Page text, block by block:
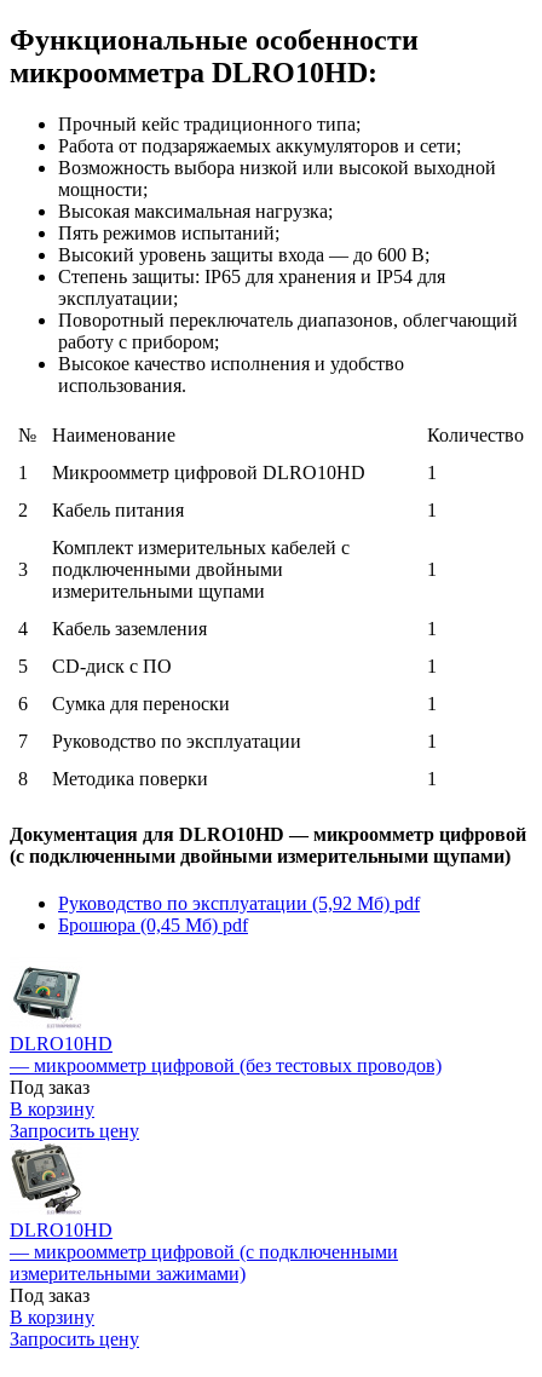
Функциональные особенности
микроомметра DLRO10HD:
Прочный кейс традиционного типа;
Работа от подзаряжаемых аккумуляторов и сети;
Возможность выбора низкой или высокой выходной
мощности;
Высокая максимальная нагрузка;
Пять режимов испытаний;
Высокий уровень защиты входа — до 600 В;
Степень защиты: IP65 для хранения и IP54 для
эксплуатации;
Поворотный переключатель диапазонов, облегчающий
работу с прибором;
Высокое качество исполнения и удобство
использования.
№ Наименование
Количество
1
Микроомметр цифровой DLRO10HD
1
2
Кабель питания 1
3
Комплект измерительных кабелей с
подключенными двойными
измерительными щупами
1
4 Кабель заземления
1
5
CD-диск с ПО
1
6
Сумка для переноски
1
7
Руководство по эксплуатации
1
8
Методика поверки 1
Документация для DLRO10HD — микроомметр цифровой
(с подключенными двойными измерительными щупами)
Руководство по эксплуатации (5,92 Мб) pdf
Брошюра (0,45 Мб) pdf
DLRO10HD
— микроомметр цифровой (без тестовых проводов)
Под заказ
В корзину
Запросить цену
DLRO10HD
— микроомметр цифровой (с подключенными
измерительными зажимами)
Под заказ
В корзину
Запросить цену